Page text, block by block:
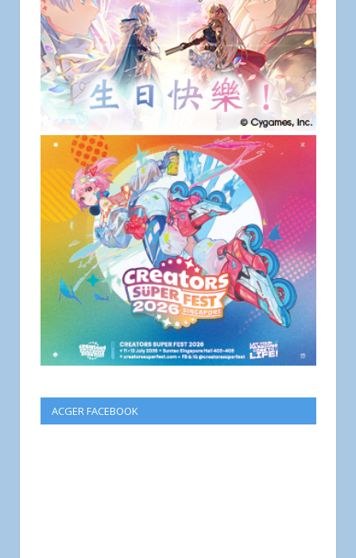
ACGER FACEBOOK